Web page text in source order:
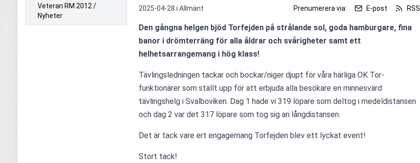
Veteran RM 2012 /
Nyheter
2025-04-28 i Allmänt Prenumerera via: E-post RSS
Den gångna helgen bjöd Torfejden på strålande sol, goda hamburgare, fina
banor i drömterräng för alla åldrar och svårigheter samt ett
helhetsarrangemang i hög klass!
Tävlingsledningen tackar och bockar/niger djupt för våra härliga OK Tor-
funktionärer som ställt upp för att erbjuda alla besökare en minnesvärd
tävlingshelg i Svalboviken. Dag 1 hade vi 319 löpare som deltog i medeldistansen
och dag 2 var det 317 löpare som tog sig an långdistansen.
Det är tack vare ert engagemang Torfejden blev ett lyckat event!
Stort tack!